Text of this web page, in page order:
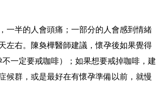
一半的人會頭痛；一部分的人會感到情緒
左右。陳奐樺醫師建議，懷孕後如果覺得
一定要戒咖啡）；如果想要戒掉咖啡，建
候群，或是最好在有懷孕準備以前，就慢